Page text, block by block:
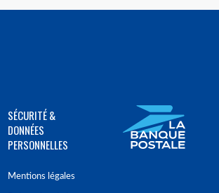
SÉCURITÉ &
DONNÉES
PERSONNELLES
Mentions légales